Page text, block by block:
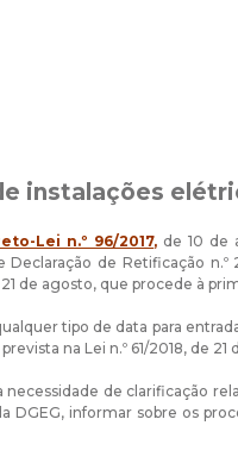
instalações
Lei n.º 96/2017, de 10 de
Declaração de Retificação
21 de agosto, que procede à
tipo de data para
na Lei n.º 61/2018, de
de clarificação
DGEG, informar sobre os